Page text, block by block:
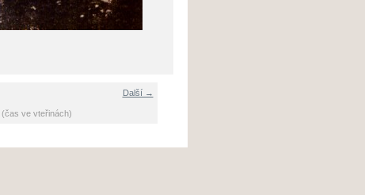
Další →
(čas ve vteřinách)